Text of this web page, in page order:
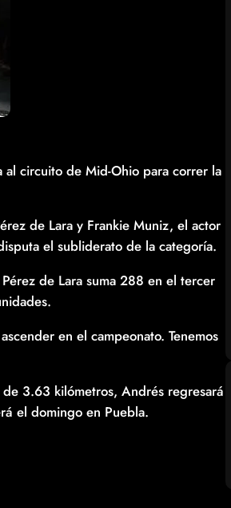
al circuito de Mid-Ohio para correr la
de Lara y Frankie Muniz, el actor
el subliderato de la categoría.
de Lara suma 288 en el tercer
en el campeonato. Tenemos
3.63 kilómetros, Andrés regresará
el domingo en Puebla.